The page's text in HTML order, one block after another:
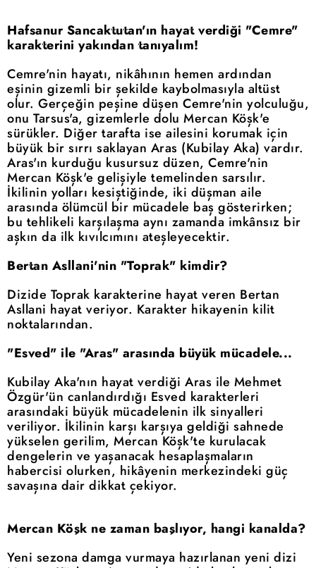
Hafsanur Sancaktutan'ın hayat verdiği "Cemre"
karakterini yakından tanıyalım!
Cemre'nin hayatı, nikâhının hemen ardından
eşinin gizemli bir şekilde kaybolmasıyla altüst
olur. Gerçeğin peşine düşen Cemre'nin yolculuğu,
onu Tarsus'a, gizemlerle dolu Mercan Köşk'e
sürükler. Diğer tarafta ise ailesini korumak için
büyük bir sırrı saklayan Aras (Kubilay Aka) vardır.
Aras'ın kurduğu kusursuz düzen, Cemre'nin
Mercan Köşk'e gelişiyle temelinden sarsılır.
İkilinin yolları kesiştiğinde, iki düşman aile
arasında ölümcül bir mücadele baş gösterirken;
bu tehlikeli karşılaşma aynı zamanda imkânsız bir
aşkın da ilk kıvılcımını ateşleyecektir.
Bertan Asllani'nin "Toprak" kimdir?
Dizide Toprak karakterine hayat veren Bertan
Asllani hayat veriyor. Karakter hikayenin kilit
noktalarından.
"Esved" ile "Aras" arasında büyük mücadele...
Kubilay Aka'nın hayat verdiği Aras ile Mehmet
Özgür'ün canlandırdığı Esved karakterleri
arasındaki büyük mücadelenin ilk sinyalleri
veriliyor. İkilinin karşı karşıya geldiği sahnede
yükselen gerilim, Mercan Köşk'te kurulacak
dengelerin ve yaşanacak hesaplaşmaların
habercisi olurken, hikâyenin merkezindeki güç
savaşına dair dikkat çekiyor.
Mercan Köşk ne zaman başlıyor, hangi kanalda?
Yeni sezona damga vurmaya hazırlanan yeni dizi